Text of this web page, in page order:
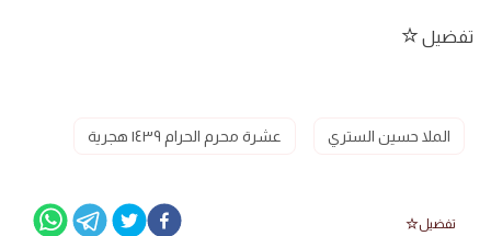
تفضيل
الملا حسين الستري عشرة محرم الحرام ١٤٣٩ هجرية
تفضيل